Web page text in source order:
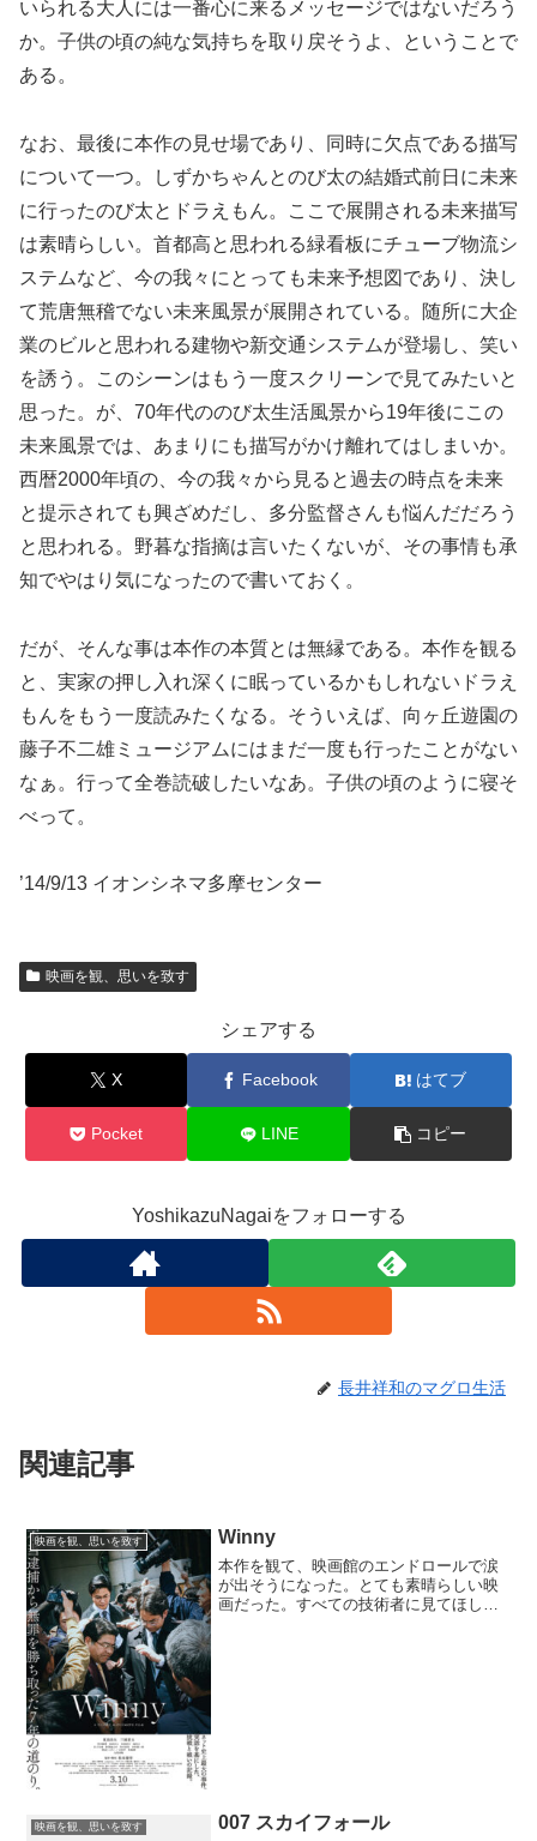
いられる大人には一番心に来るメッセージではないだろう
か。子供の頃の純な気持ちを取り戻そうよ、ということで
ある。
なお、最後に本作の見せ場であり、同時に欠点である描写
について一つ。しずかちゃんとのび太の結婚式前日に未来
に行ったのび太とドラえもん。ここで展開される未来描写
は素晴らしい。首都高と思われる緑看板にチューブ物流シ
ステムなど、今の我々にとっても未来予想図であり、決し
て荒唐無稽でない未来風景が展開されている。随所に大企
業のビルと思われる建物や新交通システムが登場し、笑い
を誘う。このシーンはもう一度スクリーンで見てみたいと
思った。が、70年代ののび太生活風景から19年後にこの
未来風景では、あまりにも描写がかけ離れてはしまいか。
西暦2000年頃の、今の我々から見ると過去の時点を未来
と提示されても興ざめだし、多分監督さんも悩んだだろう
と思われる。野暮な指摘は言いたくないが、その事情も承
知でやはり気になったので書いておく。
だが、そんな事は本作の本質とは無縁である。本作を観る
と、実家の押し入れ深くに眠っているかもしれないドラえ
もんをもう一度読みたくなる。そういえば、向ヶ丘遊園の
藤子不二雄ミュージアムにはまだ一度も行ったことがない
なぁ。行って全巻読破したいなあ。子供の頃のように寝そ
べって。
’14/9/13 イオンシネマ多摩センター
映画を観、思いを致す
シェアする
X Facebook はてブ
Pocket LINE コピー
YoshikazuNagaiをフォローする
長井祥和のマグロ生活
関連記事
映画を観、思いを致す Winny
本作を観て、映画館のエンドロールで涙
が出そうになった。とても素晴らしい映
画だった。すべての技術者に見てほしい
映画を観、思いを致す 007 スカイフォール